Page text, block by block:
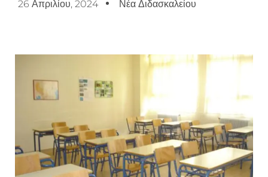
26 Απριλίου, 2024 Νέα Διδασκαλείου